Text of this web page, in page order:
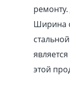
Ширина
этой